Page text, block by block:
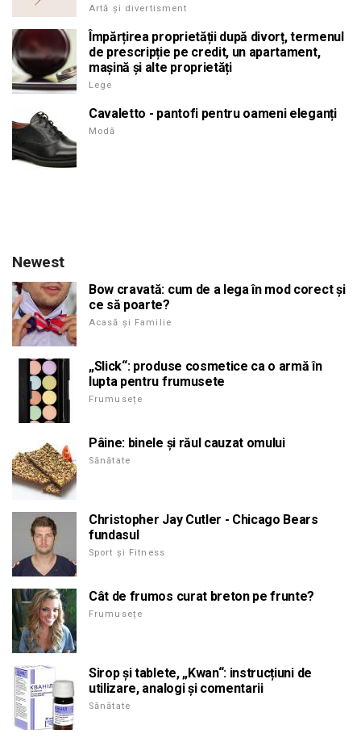
Artă și divertisment
Împărțirea proprietății după divorț, termenul
de prescripție pe credit, un apartament,
mașină și alte proprietăți
Lege
Cavaletto - pantofi pentru oameni eleganți
Modă
Newest
Bow cravată: cum de a lega în mod corect și
ce să poarte?
Acasă și Familie
„Slick“: produse cosmetice ca o armă în
lupta pentru frumusete
Frumusețe
Pâine: binele și răul cauzat omului
Sănătate
Christopher Jay Cutler - Chicago Bears
fundasul
Sport și Fitness
Cât de frumos curat breton pe frunte?
Frumusețe
Sirop și tablete, „Kwan“: instrucțiuni de
utilizare, analogi și comentarii
Sănătate